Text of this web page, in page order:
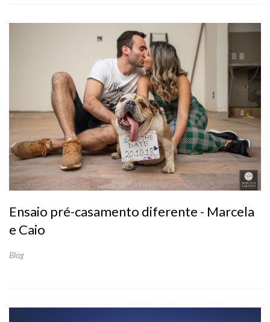
Ensaio pré-casamento diferente - Marcela
e Caio
Blog